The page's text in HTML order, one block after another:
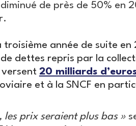
de près de 50% en
troisième année de suite en
dettes repris par la
versent 20 milliards
et à la SNCF en
les prix seraient plus bas »